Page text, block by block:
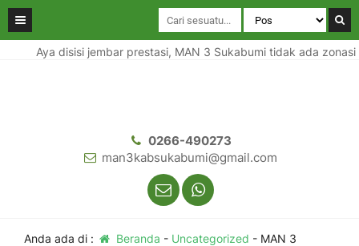
Aya disisi jembar prestasi, MAN 3 Sukabumi tidak ada zonasi
0266-490273
man3kabsukabumi@gmail.com
Anda ada di : Beranda - Uncategorized - MAN 3